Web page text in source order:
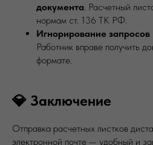
документа . Расчетный
нормам ст. 136 ТК РФ.
Игнорирование
Работник вправе получить
формате.
💎 Заключение
Отправка расчетных листков
электронной почте — удобный и